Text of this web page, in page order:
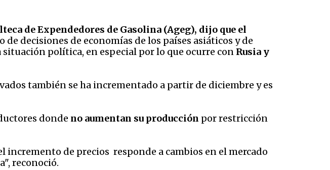
de Expendedores de Gasolina (Ageg), dijo que el
de decisiones de economías de los países asiáticos y de
política, en especial por lo que ocurre con Rusia y
también se ha incrementado a partir de diciembre y es
donde no aumentan su producción por restricción
de precios responde a cambios en el mercado
reconoció.